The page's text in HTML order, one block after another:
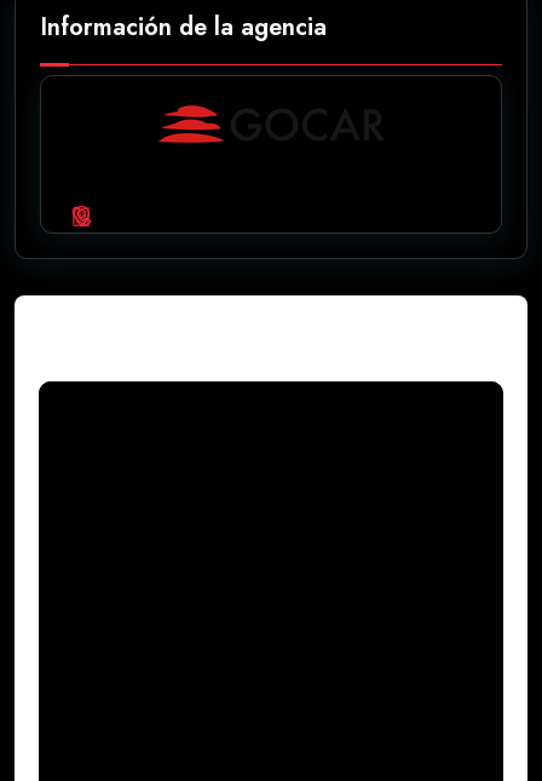
Información de la agencia